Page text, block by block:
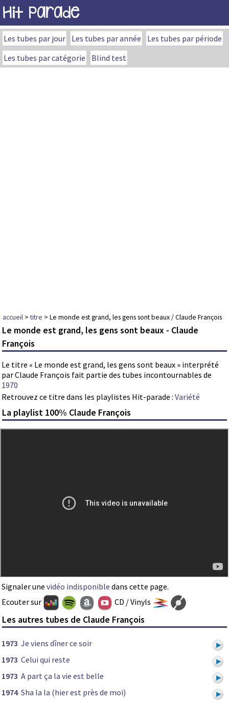
Hit Parade
Les tubes par jour Les tubes par année
Les tubes par période
Les tubes par catégorie
Blind test
accueil >titre > Le monde est grand, les gens sont beaux / Claude François
Le monde est grand, les gens sont beaux - Claude
François
Le titre « Le monde est grand, les gens sont beaux » interprété
par Claude François fait partie des tubes incontournables de
1970
Retrouvez ce titre dans les playlistes Hit-parade : Variété
La playlist 100% Claude François
Signaler une vidéo indisponible dans cette page.
Ecouter sur
CD / Vinyls
Les autres tubes de Claude François
1973 Je viens dîner ce soir
1973 Celui qui reste
1973 A part ça la vie est belle
1974 Sha la la (hier est près de moi)